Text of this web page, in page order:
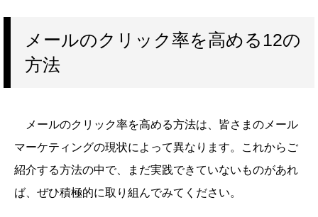
メールのクリック率を高める12の
方法
メールのクリック率を高める方法は、皆さまのメール
マーケティングの現状によって異なります。これからご
紹介する方法の中で、まだ実践できていないものがあれ
ば、ぜひ積極的に取り組んでみてください。